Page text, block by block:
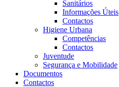
Sanitários
Informações Úteis
Contactos
Higiene Urbana
Competências
Contactos
Juventude
Segurança e Mobilidade
Documentos
Contactos